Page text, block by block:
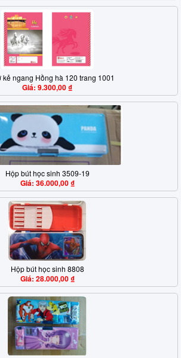
kẻ ngang Hồng hà 120 trang 1001
Giá: 9.300,00 ₫
Hộp bút học sinh 3509-19
Giá: 36.000,00 ₫
Hộp bút học sinh 8808
Giá: 28.000,00 ₫